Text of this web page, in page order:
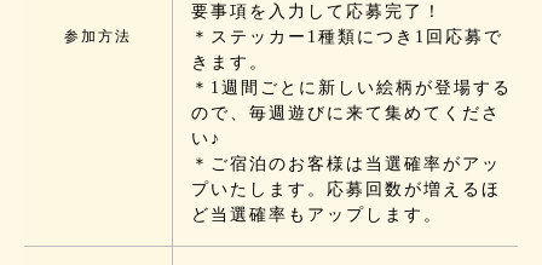
参加方法
要事項を入力して応募完了！
＊ステッカー1種類につき1回応募で
きます。
＊1週間ごとに新しい絵柄が登場する
ので、毎週遊びに来て集めてくださ
い♪
＊ご宿泊のお客様は当選確率がアッ
プいたします。応募回数が増えるほ
ど当選確率もアップします。